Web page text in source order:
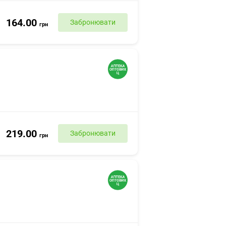
164.00 грн Забронювати
219.00 грн Забронювати